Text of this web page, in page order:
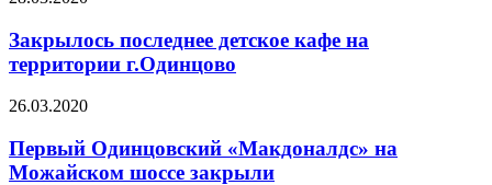
Закрылось последнее детское кафе на
территории г.Одинцово
26.03.2020
Первый Одинцовский «Макдоналдс» на
Можайском шоссе закрыли